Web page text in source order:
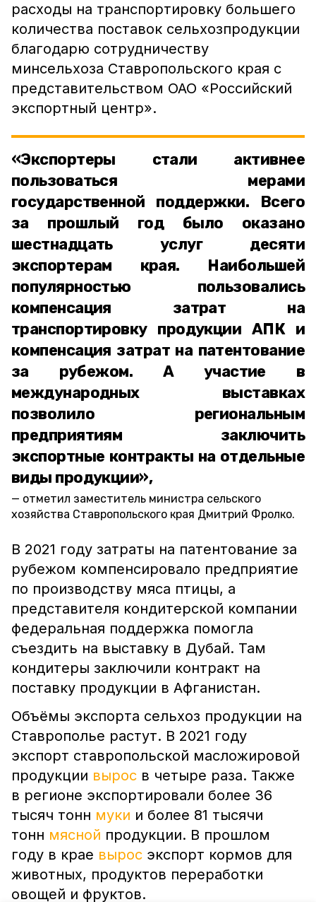
расходы на транспортировку большего
количества поставок сельхозпродукции
благодарю сотрудничеству
минсельхоза Ставропольского края с
представительством ОАО «Российский
экспортный центр».
«Экспортеры стали активнее
пользоваться мерами
государственной поддержки. Всего
за прошлый год было оказано
шестнадцать услуг десяти
экспортерам края. Наибольшей
популярностью пользовались
компенсация затрат на
транспортировку продукции АПК и
компенсация затрат на патентование
за рубежом. А участие в
международных выставках
позволило региональным
предприятиям заключить
экспортные контракты на отдельные
виды продукции»,
отметил заместитель министра сельского
хозяйства Ставропольского края Дмитрий Фролко.
В 2021 году затраты на патентование за
рубежом компенсировало предприятие
по производству мяса птицы, а
представителя кондитерской компании
федеральная поддержка помогла
съездить на выставку в Дубай. Там
кондитеры заключили контракт на
поставку продукции в Афганистан.
Объёмы экспорта сельхоз продукции на
Ставрополье растут. В 2021 году
экспорт ставропольской масложировой
продукции вырос в четыре раза. Также
в регионе экспортировали более 36
тысяч тонн муки и более 81 тысячи
тонн мясной продукции. В прошлом
году в крае вырос экспорт кормов для
животных, продуктов переработки
овощей и фруктов.